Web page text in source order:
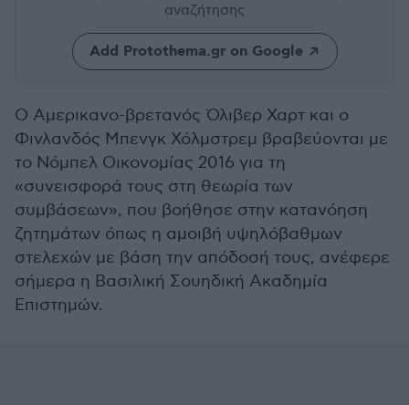
αναζήτησης
Add Protothema.gr on Google
Ο Αμερικανο-βρετανός Όλιβερ Χαρτ και ο
Φινλανδός Μπενγκ Χόλμστρεμ βραβεύονται με
το Νόμπελ Οικονομίας 2016 για τη
«συνεισφορά τους στη θεωρία των
συμβάσεων», που βοήθησε στην κατανόηση
ζητημάτων όπως η αμοιβή υψηλόβαθμων
στελεχών με βάση την απόδοσή τους, ανέφερε
σήμερα η Βασιλική Σουηδική Ακαδημία
Επιστημών.